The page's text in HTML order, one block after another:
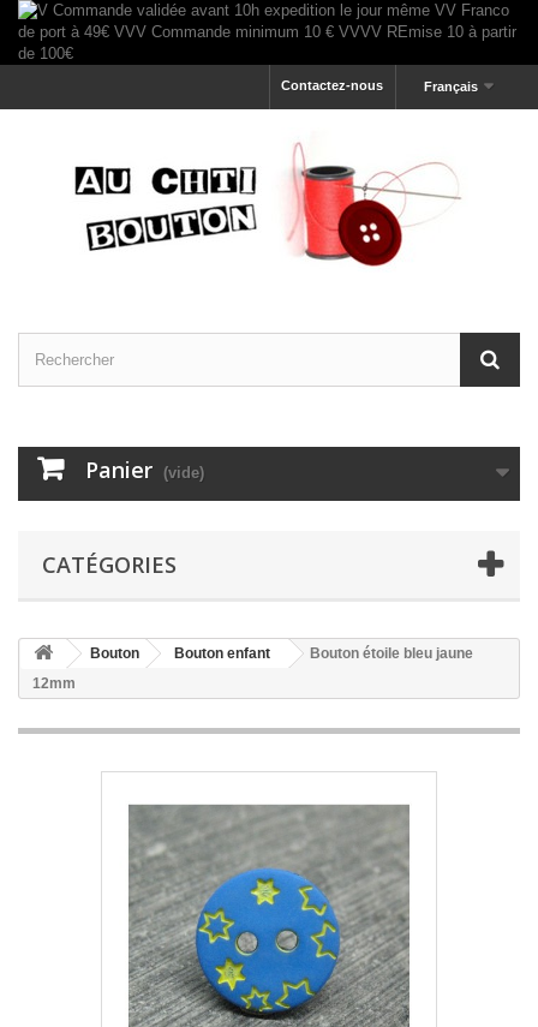
Français
Contactez-nous
Panier (vide)
CATÉGORIES
Bouton Bouton enfant
Bouton étoile bleu jaune
12mm